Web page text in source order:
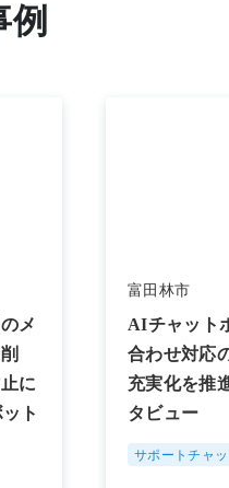
メ
に
ト
富田林市
AIチャット
合わせ対応
充実化を推
タビュー
サポートチャッ